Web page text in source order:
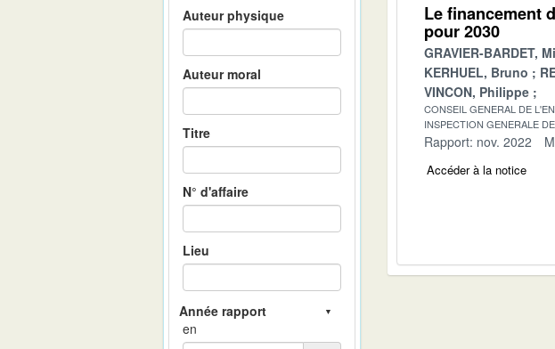
Auteur physique
Auteur moral
Titre
N° d'affaire
Lieu
en
Le financement
pour 2030
GRAVIER-BARDET,
KERHUEL, Bruno
VINCON, Philippe
CONSEIL GENERAL DE
INSPECTION GENERALE
Rapport: nov. 2022
Accéder à la notice